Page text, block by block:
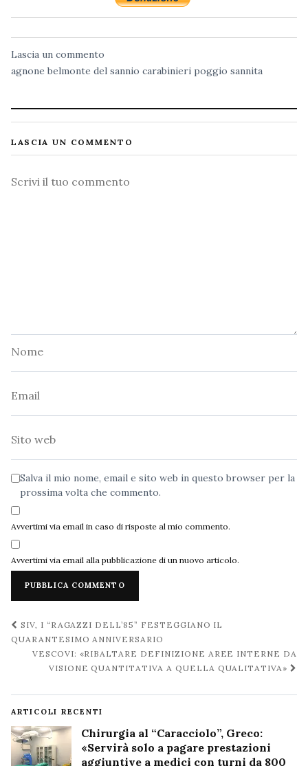
Lascia un commento
agnone belmonte del sannio carabinieri poggio sannita
LASCIA UN COMMENTO
Commento
Salva il mio nome, email e sito web in questo browser per la
prossima volta che commento.
Avvertimi via email in caso di risposte al mio commento.
Avvertimi via email alla pubblicazione di un nuovo articolo.
Navigazione
post
SIV, I “RAGAZZI DELL’85” FESTEGGIANO IL
QUARANTESIMO ANNIVERSARIO
VESCOVI: «RIBALTARE DEFINIZIONE AREE INTERNE DA
VISIONE QUANTITATIVA A QUELLA QUALITATIVA»
ARTICOLI RECENTI
Chirurgia al “Caracciolo”, Greco:
«Servirà solo a pagare prestazioni
aggiuntive a medici con turni da 800